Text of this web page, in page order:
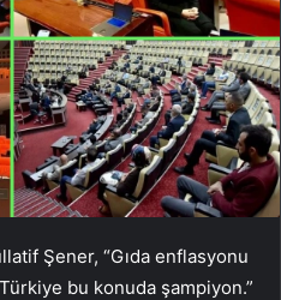
Şener, “Gıda enflasyonu
bu konuda şampiyon.”